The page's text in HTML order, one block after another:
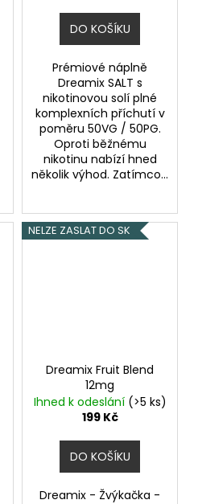
DO KOŠÍKU
Prémiové náplně
Dreamix SALT s
nikotinovou solí plné
komplexních příchutí v
poměru 50VG / 50PG.
Oproti běžnému
nikotinu nabízí hned
několik výhod. Zatímco...
NELZE ZASLAT DO SK
Dreamix Fruit Blend
12mg
Ihned k odeslání (>5 ks)
199 Kč
DO KOŠÍKU
Dreamix - Žvýkačka -